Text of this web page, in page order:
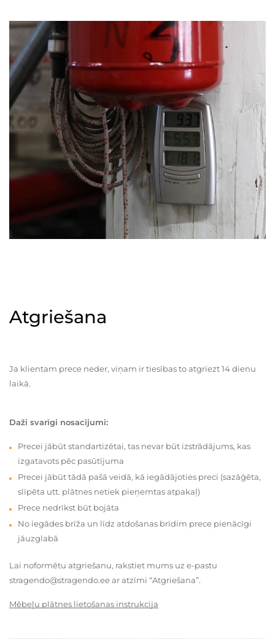
Atgriešana
Ja klientam prece neder, viņam ir tiesības to atgriezt 14 dienu
laikā.
Daži svarīgi nosacījumi:
Precei jābūt standartizētai, tas nevar būt izstrādājums, kas
izgatavots pēc pasūtījuma
Precei jābūt tādā pašā veidā, kā iegādājoties preci (sazāģēta,
slīpēta utt. plātnes netiek pieņemtas atpakaļ)
Prece nedrīkst būt bojāta
No iegādes brīža un līdz atdošanas brīdim prece pienācīgi
jāuzglabā
Lai noformētu atgriešanu, rakstiet mums uz e-pastu
stragendo@stragendo.ee ar atzīmi “Atgriešana”.
Mēbeļu plātnes lietošanas instrukcija